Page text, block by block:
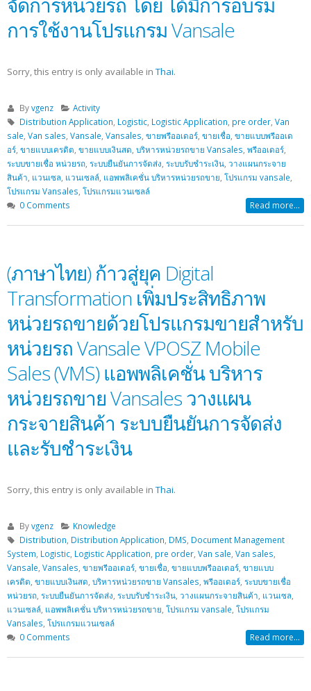
การใช้งานโปรแกรม Vansale
Sorry, this entry is only available in Thai.
Byvgenz
Activity
Distribution Application, Logistic, Logistic Application, pre order, Van
sale, Van sales, Vansale, Vansales, ขายพรีออเดอร์, ขายเชื่อ, ขายแบบพรีออเด
อร์, ขายแบบเครดิต, ขายแบบเงินสด, บริหารหน่วยรถขาย Vansales, พรีออเดอร์,
ระบบขายเชื่อ หน่วยรถ, ระบบยืนยันการจัดส่ง, ระบบรับชำระเงิน, วางแผนกระจาย
สินค้า, แวนเซล, แวนเซลล์, แอพพลิเคชั่น บริหารหน่วยรถขาย, โปรแกรม vansale,
โปรแกรม Vansales, โปรแกรมแวนเซลล์
0 Comments
Read more...
(ภาษาไทย) ก้าวสู่ยุค Digital
Transformation เพิ่มประสิทธิภาพ
หน่วยรถขายด้วยโปรแกรมขายสำหรับ
หน่วยรถ Vansale VPOSZ Mobile
Sales (VMS) แอพพลิเคชั่น บริหาร
หน่วยรถขาย Vansales วางแผน
กระจายสินค้า ระบบยืนยันการจัดส่ง
และรับชำระเงิน
Sorry, this entry is only available in Thai.
Byvgenz
Knowledge
Distribution, Distribution Application, DMS, Document Management
System, Logistic, Logistic Application, pre order, Van sale, Van sales,
Vansale, Vansales, ขายพรีออเดอร์, ขายเชื่อ, ขายแบบพรีออเดอร์, ขายแบบ
เครดิต, ขายแบบเงินสด, บริหารหน่วยรถขาย Vansales, พรีออเดอร์, ระบบขายเชื่อ
หน่วยรถ, ระบบยืนยันการจัดส่ง, ระบบรับชำระเงิน, วางแผนกระจายสินค้า, แวนเซล,
แวนเซลล์, แอพพลิเคชั่น บริหารหน่วยรถขาย, โปรแกรม vansale, โปรแกรม
Vansales, โปรแกรมแวนเซลล์
0 Comments
Read more...